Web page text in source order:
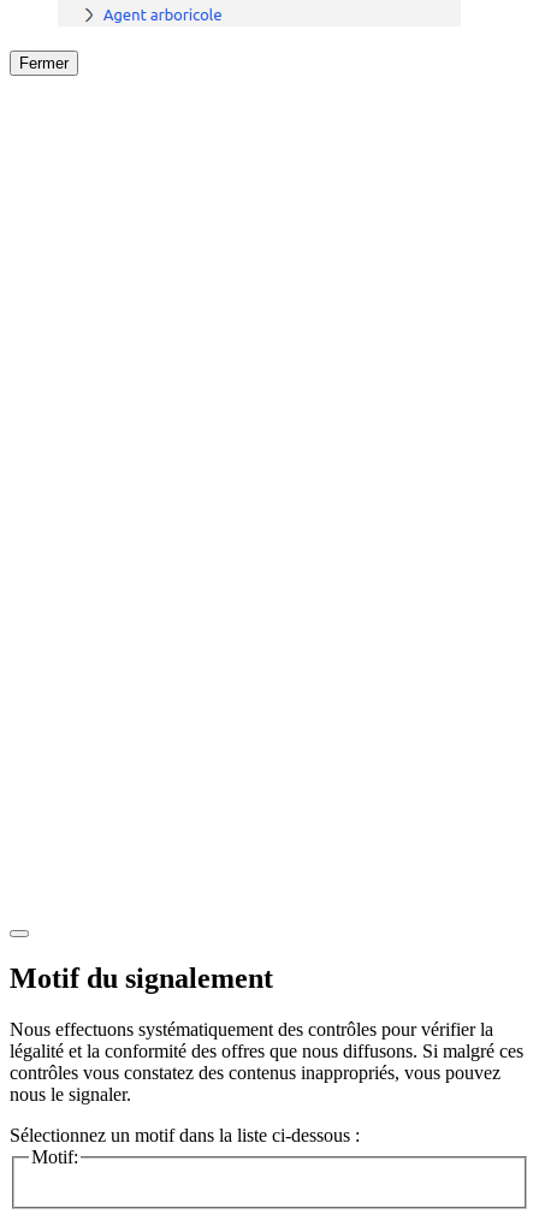
Fermer
Motif du signalement
Nous effectuons systématiquement des contrôles pour vérifier la
légalité et la conformité des offres que nous diffusons. Si malgré ces
contrôles vous constatez des contenus inappropriés, vous pouvez
nous le signaler.
Sélectionnez un motif dans la liste ci-dessous :
Motif: